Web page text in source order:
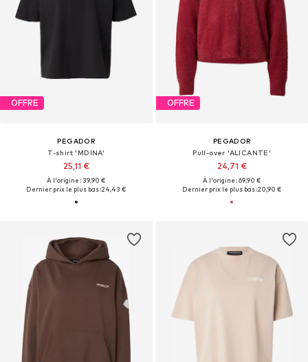
OFFRE
PEGADOR
T-shirt 'MDINA'
25,11 €
À l'origine : 39,90 €
Dernier prix le plus bas :24,43 €
OFFRE
PEGADOR
Pull-over 'ALICANTE'
24,71 €
À l'origine : 69,90 €
Dernier prix le plus bas :20,90 €